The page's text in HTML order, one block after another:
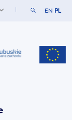
Szukaj w
EN PL